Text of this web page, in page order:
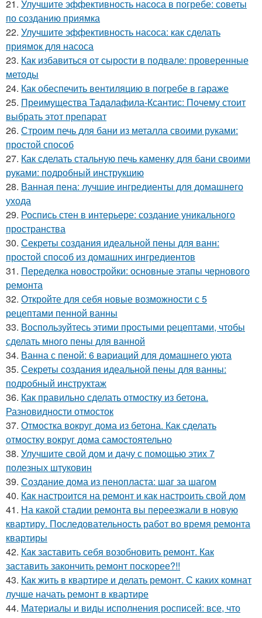
21. Улучшите эффективность насоса в погребе: советы
по созданию приямка
22. Улучшите эффективность насоса: как сделать
приямок для насоса
23. Как избавиться от сырости в подвале: проверенные
методы
24. Как обеспечить вентиляцию в погребе в гараже
25. Преимущества Тадалафила-Ксантис: Почему стоит
выбрать этот препарат
26. Строим печь для бани из металла своими руками:
простой способ
27. Как сделать стальную печь каменку для бани своими
руками: подробный инструкцию
28. Ванная пена: лучшие ингредиенты для домашнего
ухода
29. Роспись стен в интерьере: создание уникального
пространства
30. Секреты создания идеальной пены для ванн:
простой способ из домашних ингредиентов
31. Переделка новостройки: основные этапы чернового
ремонта
32. Откройте для себя новые возможности с 5
рецептами пенной ванны
33. Воспользуйтесь этими простыми рецептами, чтобы
сделать много пены для ванной
34. Ванна с пеной: 6 вариаций для домашнего уюта
35. Секреты создания идеальной пены для ванны:
подробный инструктаж
36. Как правильно сделать отмостку из бетона.
Разновидности отмосток
37. Отмостка вокруг дома из бетона. Как сделать
отмостку вокруг дома самостоятельно
38. Улучшите свой дом и дачу с помощью этих 7
полезных штуковин
39. Создание дома из пенопласта: шаг за шагом
40. Как настроится на ремонт и как настроить свой дом
41. На какой стадии ремонта вы переезжали в новую
квартиру. Последовательность работ во время ремонта
квартиры
42. Как заставить себя возобновить ремонт. Как
заставить закончить ремонт поскорее?!!
43. Как жить в квартире и делать ремонт. С каких комнат
лучше начать ремонт в квартире
44. Материалы и виды исполнения росписей: все, что